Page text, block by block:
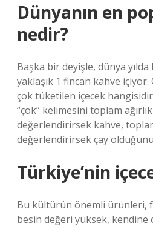
Dünyanın en
nedir?
Başka bir deyişle, dünya
yaklaşık 1 fincan kahve
çok tüketilen içecek
“çok” kelimesini toplam
değerlendirirsek kahve,
değerlendirirsek çay
Türkiye’nin
Bu kültürün önemli ürünleri,
besin değeri yüksek, kendine